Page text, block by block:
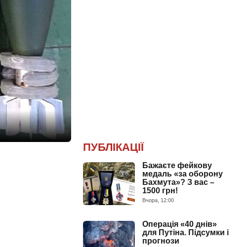
ПУБЛІКАЦІЇ
Бажаєте фейкову
медаль «за оборону
Бахмута»? З вас –
1500 грн!
Вчора, 12:00
Операція «40 днів»
для Путіна. Підсумки і
прогнози